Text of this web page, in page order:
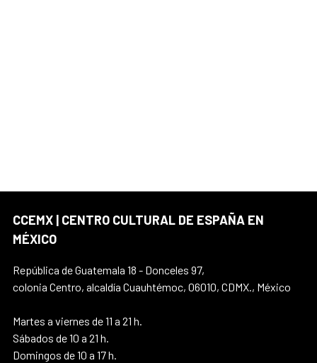
CCEMX | CENTRO CULTURAL DE ESPAÑA EN
MÉXICO
República de Guatemala 18 - Donceles 97,
colonia Centro, alcaldía Cuauhtémoc, 06010, CDMX., México
Martes a viernes de 11 a 21 h.
Sábados de 10 a 21 h.
Domingos de 10 a 17 h.